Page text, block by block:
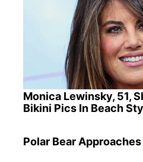
Monica Lewinsky, 51,
Bikini Pics In Beach
Polar Bear